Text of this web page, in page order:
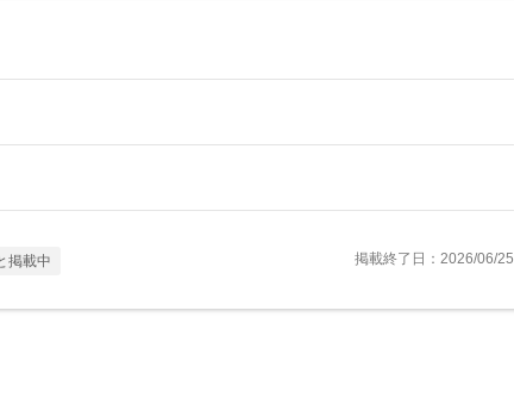
掲載中 掲載終了日：2026/06/25